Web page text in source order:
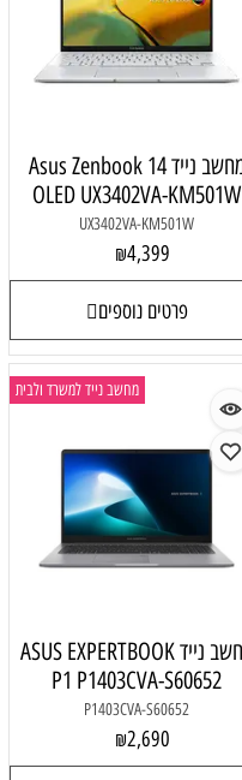
מחשב נייד Asus Zenbook 14
OLED UX3402VA-KM501W
UX3402VA-KM501W
₪4,399
פרטים נוספים
מחשב נייד למשרד ולבית
מחשב נייד ASUS EXPERTBOOK
P1 P1403CVA-S60652
P1403CVA-S60652
₪2,690